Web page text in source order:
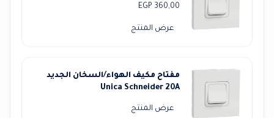
360,00
EGP
عرض المنتج
مفتاح مكيف الهواء/السخان الجديد
Unica Schneider 20A
عرض المنتج